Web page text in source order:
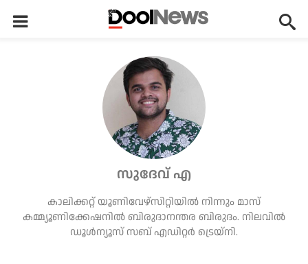
സുദേവ് എ
കാലിക്കറ്റ് യൂണിവേഴ്‌സിറ്റിയില്‍ നിന്നും മാസ്
കമ്മ്യൂണിക്കേഷനില്‍ ബിരുദാനന്തര ബിരുദം. നിലവില്‍
ഡൂള്‍ന്യൂസ് സബ് എഡിറ്റര്‍ ട്രെയ്‌നി.